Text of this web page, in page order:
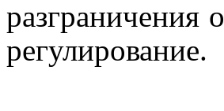
разграничения
регулирование.